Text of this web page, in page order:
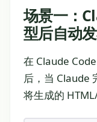
场景一：
型后自动
在 Claude
后，当 Claude
将生成的